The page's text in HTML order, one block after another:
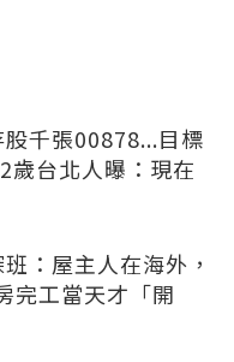
千張00878...目標
歲台北人曝：現在
：屋主人在海外，
完工當天才「開